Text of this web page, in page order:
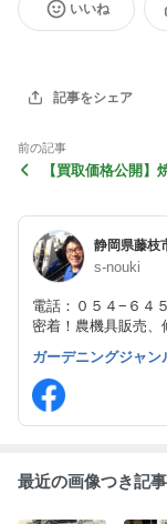
いいね
記事をシェア
前の記事
【買取価格公開】
s-nouki
電話：０５４−６
密着！農機具販売
技能士がいる店。
を毎日更新していま
ガーデニングジャン
最近の画像つき記事